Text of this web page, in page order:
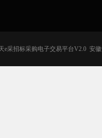
e采招标采购电子交易平台V2.0 安